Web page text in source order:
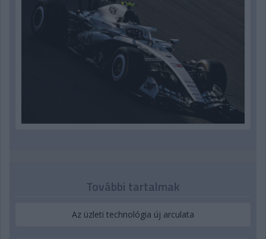
További tartalmak
Az üzleti technológia új arculata